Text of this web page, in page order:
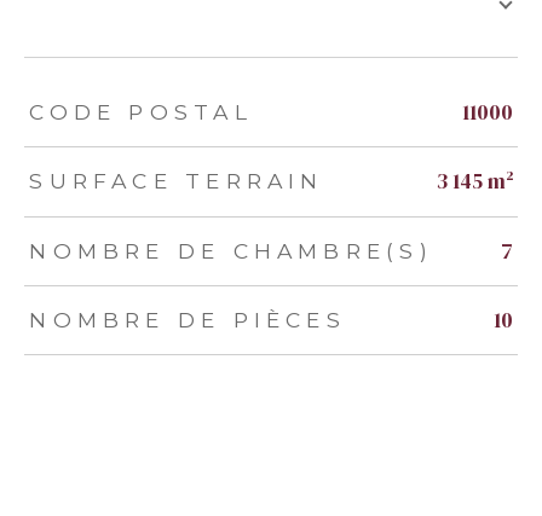
TRAD_ZEPHYR_Caracteristique TRAD_ZEPHYR_Valeurs
CODE POSTAL 11000
SURFACE TERRAIN 3 145 m²
NOMBRE DE CHAMBRE(S) 7
NOMBRE DE PIÈCES 10